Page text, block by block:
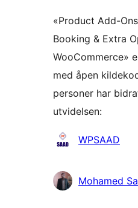
«Product Add-
Booking & Extra
WooCommerce»
med åpen
personer har
utvidelsen:
Bidragsytere
WPSAAD
Mohamed